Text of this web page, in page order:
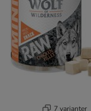
7 varianter